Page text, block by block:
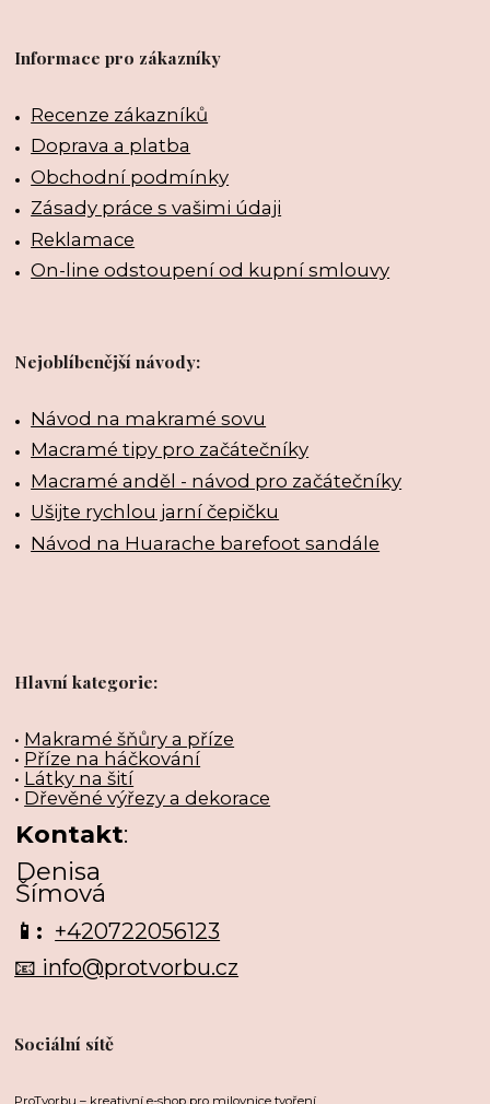
Informace pro zákazníky
Recenze zákazníků
Doprava a platba
Obchodní podmínky
Zásady práce s vašimi údaji
Reklamace
On-line odstoupení od kupní smlouvy
Nejoblíbenější návody:
Návod na makramé sovu
Macramé tipy pro začátečníky
Macramé anděl - návod pro začátečníky
Ušijte rychlou jarní čepičku
Návod na Huarache barefoot sandále
Hlavní kategorie:
• Makramé šňůry a příze
• Příze na háčkování
• Látky na šití
• Dřevěné výřezy a dekorace
Kontakt:
Denisa
Šímová
📱: +420722056123
📧 info@protvorbu.cz
Sociální sítě
ProTvorbu – kreativní e-shop pro milovnice tvoření